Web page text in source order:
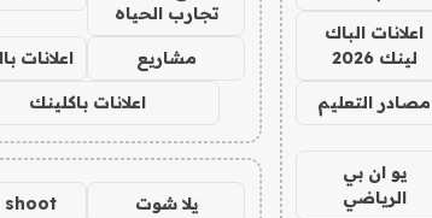
اعلانات الباك
لينك 2026
مصادر التعليم
يو ان بي
الرياضي
تجارب الحياه
مشاريع اعلانات
اعلانات باكلينك
يلا شوت shoot